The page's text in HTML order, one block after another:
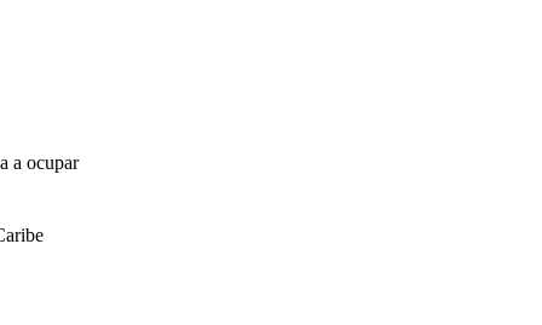
a ocupar